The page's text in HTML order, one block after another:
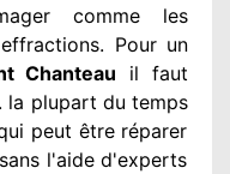
comme les
Pour un
Chanteau il faut
. la plupart du temps
peut être réparer
l'aide d'experts